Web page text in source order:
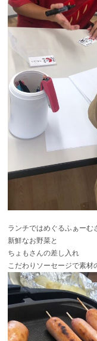
ランチではめぐるふぁーむ
新鮮なお野菜と
ちょもさんの差し入れ
こだわりソーセージで素材